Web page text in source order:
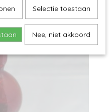
Selectie toestaan
Nee, niet akkoord